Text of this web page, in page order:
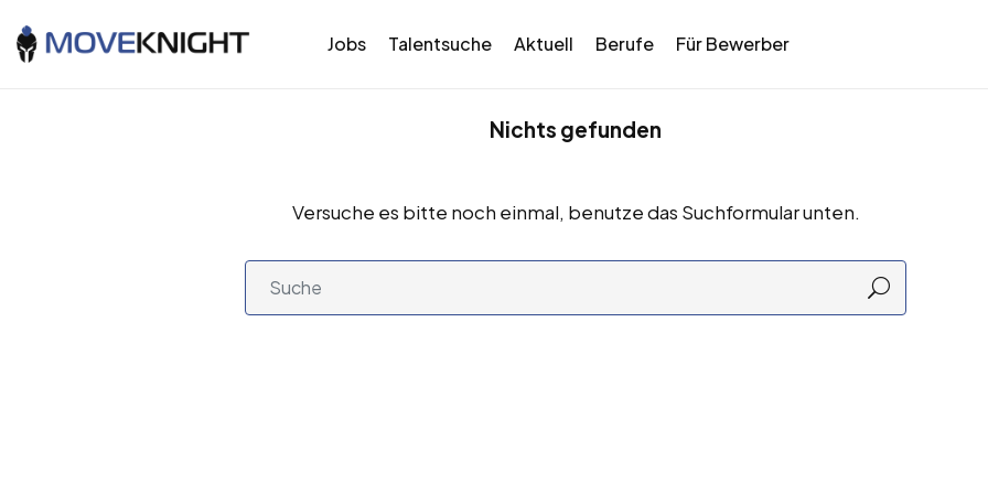
Jobs Talentsuche Aktuell Berufe Für Bewerber
Nichts gefunden
Versuche es bitte noch einmal, benutze das Suchformular unten.